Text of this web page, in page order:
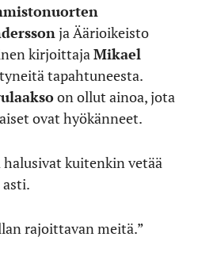
ja Äärioikeisto
kirjoittaja Mikael
tapahtuneesta.
on ollut ainoa, jota
ovat hyökänneet.
kuitenkin vetää
rajoittavan meitä.”